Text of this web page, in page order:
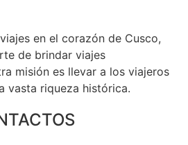
en el corazón de Cusco,
de brindar viajes
misión es llevar a los viajeros
vasta riqueza histórica.